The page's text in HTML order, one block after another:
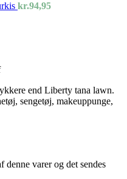
kr.94,95
end Liberty tana lawn.
sengetøj, makeuppunge,
varer og det sendes